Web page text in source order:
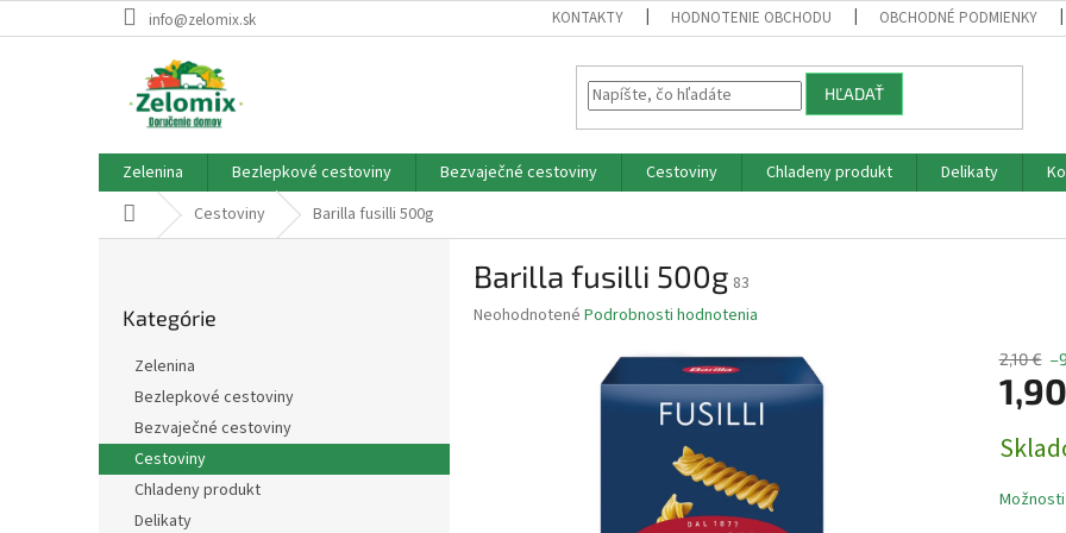
na
info@zelomix.sk KONTAKTY HODNOTENIE OBCHODU OBCHODNÉ PODMIENKY
HĽADAŤ
Zelenina Bezlepkové cestoviny Bezvaječné cestoviny Cestoviny Chladeny produkt Delikaty
Domov Cestoviny Barilla fusilli 500g
kategórie
Kategórie
Zelenina
Bezlepkové cestoviny
Bezvaječné cestoviny
Cestoviny
Chladeny produkt
Delikaty
Barilla fusilli 500g 83
Priemerné
Neohodnotené Podrobnosti hodnotenia
2,10 €
cena: